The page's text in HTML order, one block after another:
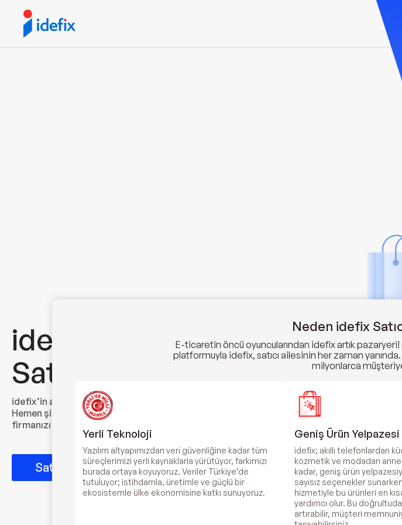
idefix’te
Satıcı Olun !
idefix’in ayrıcalıklı dünyasında sizin de bir yeriniz olsun!
Hemen şimdi idefix’te satış yapmak için başvurun,
firmanızı bir adım ileriye taşıyın.
Satıcımız Olun
Neden idefix
E-ticaretin öncü oyuncularından idefix artık pazaryeri!
platformuyla idefix, satıcı ailesinin her zaman
milyonlarca
Yerli Teknoloji
Yazılım altyapımızdan veri güvenliğine kadar tüm
süreçlerimizi yerli kaynaklarla yürütüyor, farkımızı
burada ortaya koyuyoruz. Veriler Türkiye’de
tutuluyor; istihdamla, üretimle ve güçlü bir
ekosistemle ülke ekonomisine katkı sunuyoruz.
Geniş Ürün Yelpazesi
idefix; akıllı telefonlardan
kozmetik ve modadan
kadar, geniş ürün
sayısız seçenekler
hizmetiyle bu ürünleri en
yardımcı olur. Bu
artırabilir, müşteri